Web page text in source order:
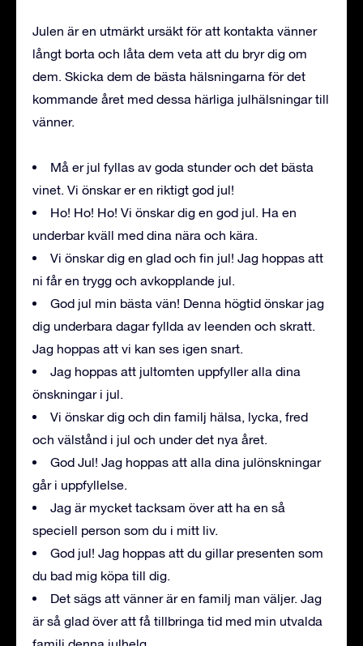
Julen är en utmärkt ursäkt för att kontakta vänner
långt borta och låta dem veta att du bryr dig om
dem. Skicka dem de bästa hälsningarna för det
kommande året med dessa härliga julhälsningar till
vänner.
Må er jul fyllas av goda stunder och det bästa
vinet. Vi önskar er en riktigt god jul!
Ho! Ho! Ho! Vi önskar dig en god jul. Ha en
underbar kväll med dina nära och kära.
Vi önskar dig en glad och fin jul! Jag hoppas att
ni får en trygg och avkopplande jul.
God jul min bästa vän! Denna högtid önskar jag
dig underbara dagar fyllda av leenden och skratt.
Jag hoppas att vi kan ses igen snart.
Jag hoppas att jultomten uppfyller alla dina
önskningar i jul.
Vi önskar dig och din familj hälsa, lycka, fred
och välstånd i jul och under det nya året.
God Jul! Jag hoppas att alla dina julönskningar
går i uppfyllelse.
Jag är mycket tacksam över att ha en så
speciell person som du i mitt liv.
God jul! Jag hoppas att du gillar presenten som
du bad mig köpa till dig.
Det sägs att vänner är en familj man väljer. Jag
är så glad över att få tillbringa tid med min utvalda